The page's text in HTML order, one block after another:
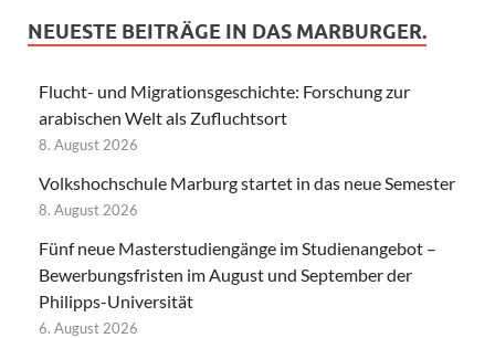
NEUESTE BEITRÄGE IN DAS MARBURGER.
Flucht- und Migrationsgeschichte: Forschung zur
arabischen Welt als Zufluchtsort
8. August 2026
Volkshochschule Marburg startet in das neue Semester
8. August 2026
Fünf neue Masterstudiengänge im Studienangebot –
Bewerbungsfristen im August und September der
Philipps-Universität
6. August 2026